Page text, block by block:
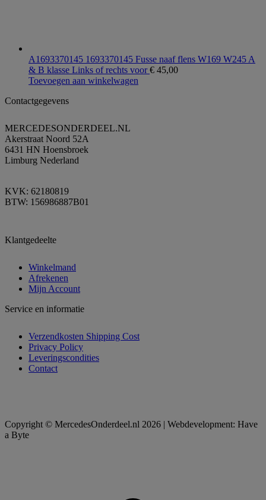
A1693370145 1693370145 Fusse naaf flens W169 W245 A
& B klasse Links of rechts voor€ 45,00
Toevoegen aan winkelwagen
Contactgegevens
MERCEDESONDERDEEL.NL
Akerstraat Noord 52A
6431 HN Hoensbroek
Limburg Nederland
KVK: 62180819
BTW: 156986887B01
Klantgedeelte
Winkelmand
Afrekenen
Mijn Account
Service en informatie
Verzendkosten Shipping Cost
Privacy Policy
Leveringscondities
Contact
Copyright © MercedesOnderdeel.nl 2026 | Webdevelopment: Have
a Byte